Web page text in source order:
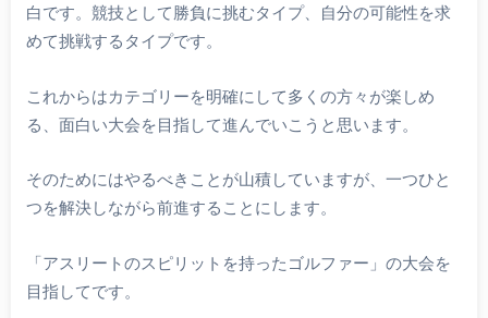
白です。競技として勝負に挑むタイプ、自分の可能性を求
めて挑戦するタイプです。
これからはカテゴリーを明確にして多くの方々が楽しめ
る、面白い大会を目指して進んでいこうと思います。
そのためにはやるべきことが山積していますが、一つひと
つを解決しながら前進することにします。
「アスリートのスピリットを持ったゴルファー」の大会を
目指してです。